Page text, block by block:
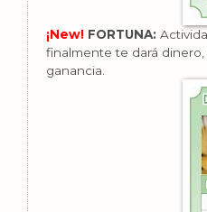
¡New! FORTUNA:
finalmente te dará
ganancia.